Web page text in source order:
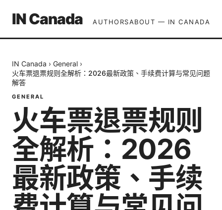
IN Canada AUTHORSABOUT — IN CANADA
IN Canada › General ›
火车票退票规则全解析：2026最新政策、手续费计算与常见问题
解答
GENERAL
火车票退票规则
全解析：2026
最新政策、手续